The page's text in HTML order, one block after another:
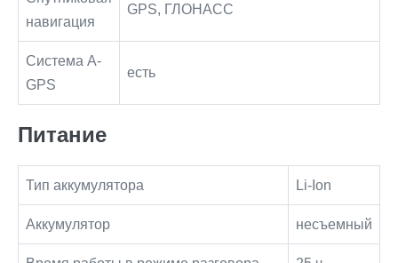
навигация
GPS, ГЛОНАСС
Cистема A-
GPS
есть
Питание
Тип аккумулятора Li-Ion
Аккумулятор несъемный